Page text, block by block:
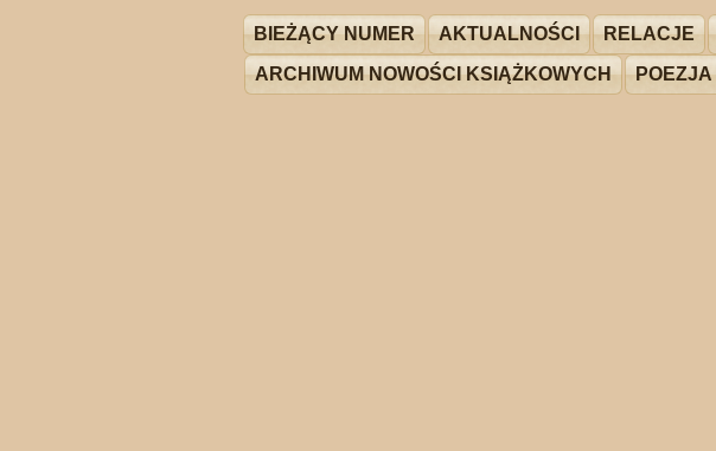
BIEŻĄCY NUMER AKTUALNOŚCI RELACJE
ARCHIWUM NOWOŚCI KSIĄŻKOWYCH
POEZJA